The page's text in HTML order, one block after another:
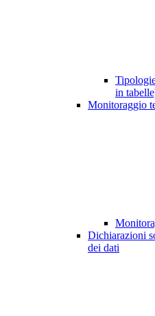
in
Monitoraggio
Dichiarazioni
dei dati